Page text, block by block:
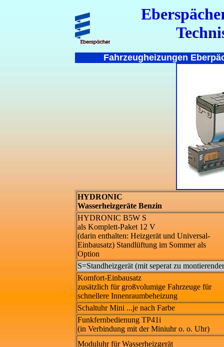
Fahrzeugheizungen
HYDRONIC
Wasserheizgeräte Benzin
HYDRONIC B5W S
als Komplett-Paket 12 V
(darin enthalten: Heizgerät und Universal-
Einbausatz) Standlüftung im Sommer als
Option
S=Standheizgerät (mit seperat zu
Komfort-Einbausatz
zusätzlich für großvolumige Fahrzeuge für
schnellere Innenraumbeheizung
Schaltuhr Mini ...je nach Farbe
Funkfernbedienung TP41i
(in Verbindung mit der Miniuhr o. o. Uhr)
Moduluhr für Wasserheizgerät